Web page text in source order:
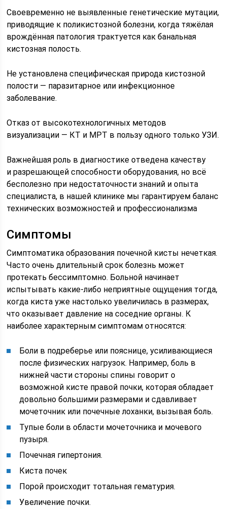
Своевременно не выявленные генетические мутации,
приводящие к поликистозной болезни, когда тяжёлая
врождённая патология трактуется как банальная
кистозная полость.
Не установлена специфическая природа кистозной
полости — паразитарное или инфекционное
заболевание.
Отказ от высокотехнологичных методов
визуализации — КТ и МРТ в пользу одного только УЗИ.
Важнейшая роль в диагностике отведена качеству
и разрешающей способности оборудования, но всё
бесполезно при недостаточности знаний и опыта
специалиста, в нашей клинике мы гарантируем баланс
технических возможностей и профессионализма
Симптомы
Симптоматика образования почечной кисты нечеткая.
Часто очень длительный срок болезнь может
протекать бессимптомно. Больной начинает
испытывать какие-либо неприятные ощущения тогда,
когда киста уже настолько увеличилась в размерах,
что оказывает давление на соседние органы. К
наиболее характерным симптомам относятся:
Боли в подреберье или пояснице, усиливающиеся
после физических нагрузок. Например, боль в
нижней части стороны спины говорит о
возможной кисте правой почки, которая обладает
довольно большими размерами и сдавливает
мочеточник или почечные лоханки, вызывая боль.
Тупые боли в области мочеточника и мочевого
пузыря.
Почечная гипертония.
Киста почек
Порой происходит тотальная гематурия.
Увеличение почки.